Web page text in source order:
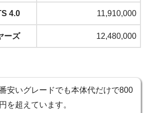
4.0 11,910,000
ーズ 12,480,000
安いグレードでも本体代だけで800
を超えています。